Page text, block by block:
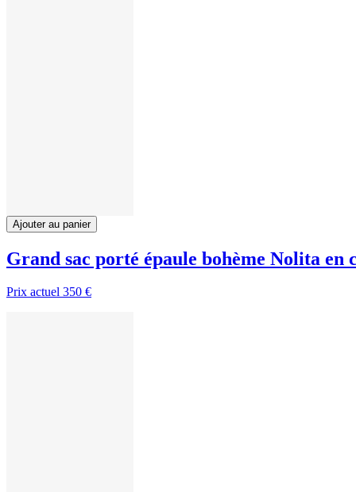
Ajouter au panier
Grand sac porté épaule bohème Nolita en
Prix actuel 350 €